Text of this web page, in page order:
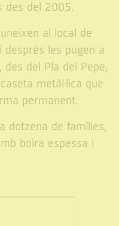
des del 2005.
al local de
les pugen a
del Pla del Pepe,
metàl·lica que
permanent.
dotzena de famílies,
boira espessa i